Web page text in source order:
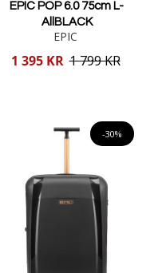
EPIC POP 6.0 75cm L-
AllBLACK
EPIC
Reducerat
1 395 KR 1 799 KR
-30%